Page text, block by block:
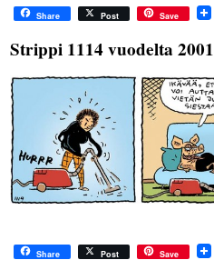
Share Post Save
Strippi 1114 vuodelta 2001
Share Post Save